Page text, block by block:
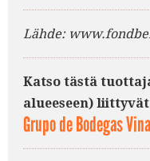
Lähde:
Katso tästä
alueeseen)
Grupo de Bodegas